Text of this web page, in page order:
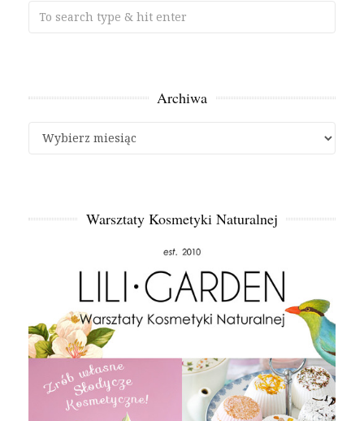
Archiwa
Archiwa
Warsztaty Kosmetyki Naturalnej